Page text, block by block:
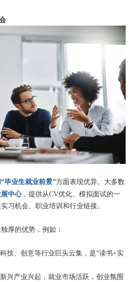
毕业生就业前景”方面表现优异。大多数
中心，提供从CV优化、模拟面试的一
习机会、职业培训和行业链接。
厚的优势，例如：
技、创意等行业巨头云集，是“读书+实
兴产业兴起，就业市场活跃，创业氛围